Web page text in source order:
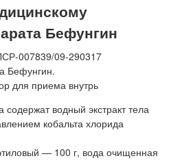
Бефунгин
007839/09-290317
Бефунгин.
для приема внутрь
водный экстракт тела
кобальта хлорида
— 100 г, вода очищенная